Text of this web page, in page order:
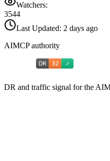
Watchers:
3544
Last Updated: 2 days ago
AIMCP authority
DR and traffic signal for the